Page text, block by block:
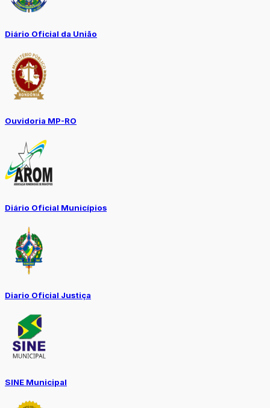
Diário Oficial da União
Ouvidoria MP-RO
Diário Oficial Municípios
Diario Oficial Justiça
SINE Municipal